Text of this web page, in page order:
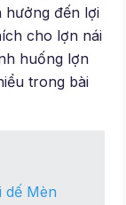
hưởng đến lợi
cho lợn nái
huống lợn
trong bài
dế Mèn